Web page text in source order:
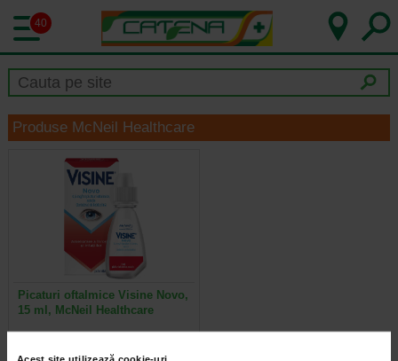
Acest site utilizează cookie-uri
40
Produse McNeil Healthcare
Picaturi oftalmice Visine Novo,
15 ml, McNeil Healthcare